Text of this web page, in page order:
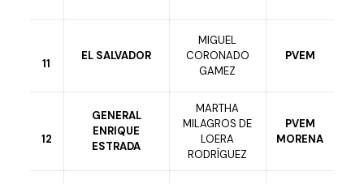
11
EL SALVADOR
MIGUEL
CORONADO
GAMEZ
PVEM
12
GENERAL
ENRIQUE
ESTRADA
MARTHA
MILAGROS DE
LOERA
RODRÍGUEZ
PVEM
MORENA